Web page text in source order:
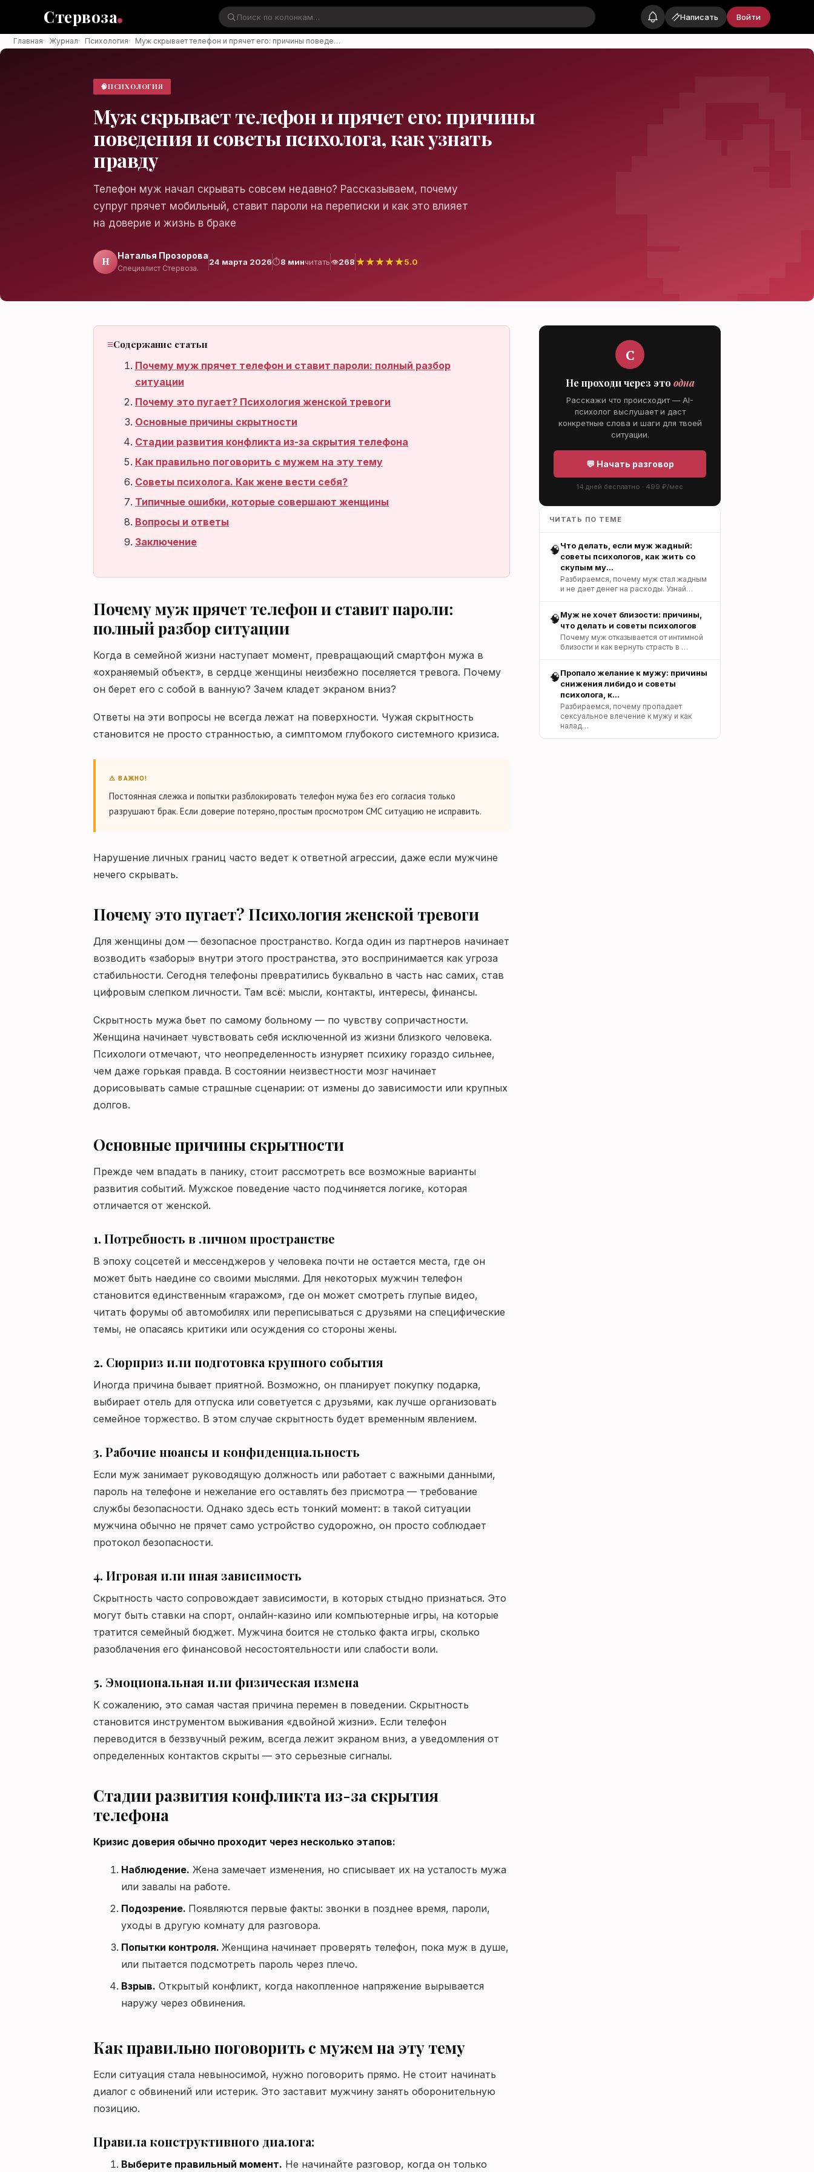
Стервоза Написать Войти
Стервоза
Войти в аккаунт
Медиа об отношениях, карьере и
жизни
Войти
Нет аккаунта?
Главная· Журнал· Психология· Муж скрывает телефон и прячет его: причины поведе…
🧠ПСИХОЛОГИЯ
Муж скрывает телефон и прячет его: причины
поведения и советы психолога, как узнать
правду
Телефон муж начал скрывать совсем недавно? Рассказываем, почему
супруг прячет мобильный, ставит пароли на переписки и как это влияет
на доверие и жизнь в браке
Н Наталья Прозорова
Специалист Стервоза.
24 марта 2026⏱8 минчитать👁268★★★★★5.0
Содержание статьи
Почему муж прячет телефон и ставит пароли: полный разбор
ситуации
Почему это пугает? Психология женской тревоги
Основные причины скрытности
Стадии развития конфликта из-за скрытия телефона
Как правильно поговорить с мужем на эту тему
Советы психолога. Как жене вести себя?
Типичные ошибки, которые совершают женщины
Вопросы и ответы
Заключение
Почему муж прячет телефон и ставит пароли:
полный разбор ситуации
Когда в семейной жизни наступает момент, превращающий смартфон мужа в
«охраняемый объект», в сердце женщины неизбежно поселяется тревога. Почему
он берет его с собой в ванную? Зачем кладет экраном вниз?
Ответы на эти вопросы не всегда лежат на поверхности. Чужая скрытность
становится не просто странностью, а симптомом глубокого системного кризиса.
⚠ ВАЖНО!
Постоянная слежка и попытки разблокировать телефон мужа без его согласия только
разрушают брак. Если доверие потеряно, простым просмотром СМС ситуацию не исправить.
Нарушение личных границ часто ведет к ответной агрессии, даже если мужчине
нечего скрывать.
Почему это пугает? Психология женской тревоги
Для женщины дом — безопасное пространство. Когда один из партнеров начинает
возводить «заборы» внутри этого пространства, это воспринимается как угроза
стабильности. Сегодня телефоны превратились буквально в часть нас самих, став
цифровым слепком личности. Там всё: мысли, контакты, интересы, финансы.
Скрытность мужа бьет по самому больному — по чувству сопричастности.
Женщина начинает чувствовать себя исключенной из жизни близкого человека.
Психологи отмечают, что неопределенность изнуряет психику гораздо сильнее,
чем даже горькая правда. В состоянии неизвестности мозг начинает
дорисовывать самые страшные сценарии: от измены до зависимости или крупных
долгов.
Основные причины скрытности
Прежде чем впадать в панику, стоит рассмотреть все возможные варианты
развития событий. Мужское поведение часто подчиняется логике, которая
отличается от женской.
1. Потребность в личном пространстве
В эпоху соцсетей и мессенджеров у человека почти не остается места, где он
может быть наедине со своими мыслями. Для некоторых мужчин телефон
становится единственным «гаражом», где он может смотреть глупые видео,
читать форумы об автомобилях или переписываться с друзьями на специфические
темы, не опасаясь критики или осуждения со стороны жены.
2. Сюрприз или подготовка крупного события
Иногда причина бывает приятной. Возможно, он планирует покупку подарка,
выбирает отель для отпуска или советуется с друзьями, как лучше организовать
семейное торжество. В этом случае скрытность будет временным явлением.
3. Рабочие нюансы и конфиденциальность
Если муж занимает руководящую должность или работает с важными данными,
пароль на телефоне и нежелание его оставлять без присмотра — требование
службы безопасности. Однако здесь есть тонкий момент: в такой ситуации
мужчина обычно не прячет само устройство судорожно, он просто соблюдает
протокол безопасности.
4. Игровая или иная зависимость
Скрытность часто сопровождает зависимости, в которых стыдно признаться. Это
могут быть ставки на спорт, онлайн-казино или компьютерные игры, на которые
тратится семейный бюджет. Мужчина боится не столько факта игры, сколько
разоблачения его финансовой несостоятельности или слабости воли.
5. Эмоциональная или физическая измена
К сожалению, это самая частая причина перемен в поведении. Скрытность
становится инструментом выживания «двойной жизни». Если телефон
переводится в беззвучный режим, всегда лежит экраном вниз, а уведомления от
определенных контактов скрыты — это серьезные сигналы.
Стадии развития конфликта из-за скрытия
телефона
Кризис доверия обычно проходит через несколько этапов:
Наблюдение. Жена замечает изменения, но списывает их на усталость мужа
или завалы на работе.
Подозрение. Появляются первые факты: звонки в позднее время, пароли,
уходы в другую комнату для разговора.
Попытки контроля. Женщина начинает проверять телефон, пока муж в душе,
или пытается подсмотреть пароль через плечо.
Взрыв. Открытый конфликт, когда накопленное напряжение вырывается
наружу через обвинения.
Как правильно поговорить с мужем на эту тему
Если ситуация стала невыносимой, нужно поговорить прямо. Не стоит начинать
диалог с обвинений или истерик. Это заставит мужчину занять оборонительную
позицию.
Правила конструктивного диалога:
Выберите правильный момент. Не начинайте разговор, когда он только
С
Не проходи через это одна
Расскажи что происходит — AI-
психолог выслушает и даст
конкретные слова и шаги для твоей
ситуации.
💬 Начать разговор
14 дней бесплатно · 499 ₽/мес
ЧИТАТЬ ПО ТЕМЕ
🧠Что делать, если муж жадный:
советы психологов, как жить со
скупым му…
Разбираемся, почему муж стал жадным
и не дает денег на расходы. Узнай…
🧠Муж не хочет близости: причины,
что делать и советы психологов
Почему муж отказывается от интимной
близости и как вернуть страсть в …
🧠Пропало желание к мужу: причины
снижения либидо и советы
психолога, к…
Разбираемся, почему пропадает
сексуальное влечение к мужу и как
налад…